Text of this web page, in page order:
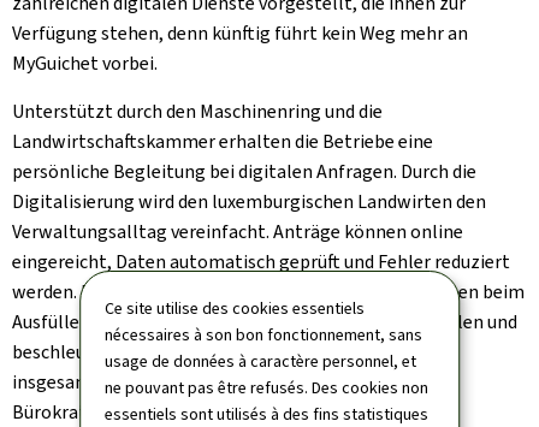
Ce site utilise des cookies essentiels
nécessaires à son bon fonctionnement, sans
usage de données à caractère personnel, et
ne pouvant pas être refusés. Des cookies non
essentiels sont utilisés à des fins statistiques
Verfügung stehen, denn künftig führt kein Weg mehr an
MyGuichet vorbei.
Unterstützt durch den Maschinenring und die
Landwirtschaftskammer erhalten die Betriebe eine
persönliche Begleitung bei digitalen Anfragen. Durch die
Digitalisierung wird den luxemburgischen Landwirten den
Verwaltungsalltag vereinfacht. Anträge können online
eingereicht, Daten automatisch geprüft und Fehler reduziert
werden. Digitale Karten und Betriebsdaten unterstützen beim
Ausfüllen von Flächenmeldungen, erleichtern Kontrollen und
beschleunigen die Bearbeitung von Förderanträgen –
insgesamt sorgt dies für mehr Transparenz, weniger
Bürokratie und eine effizientere betriebliche Planung.